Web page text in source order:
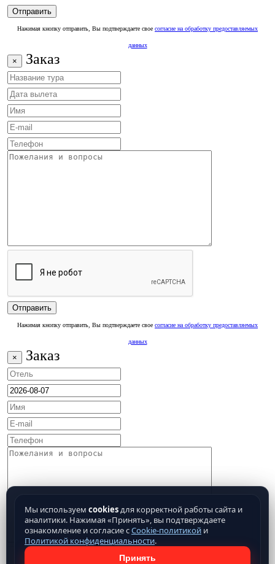
Нажимая кнопку отправить, Вы подтверждаете свое согласие на обработку предоставляемых
данных
× Заказ
Нажимая кнопку отправить, Вы подтверждаете свое согласие на обработку предоставляемых
данных
× Заказ
Мы используем cookiesдля корректной работы сайта и
аналитики. Нажимая «Принять», вы подтверждаете
ознакомление и согласие сCookie-политикой и
Политикой конфиденциальности.
Принять